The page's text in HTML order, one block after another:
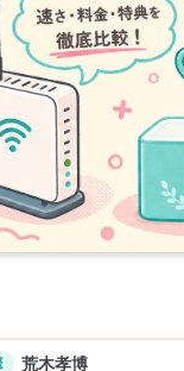
荒木孝博